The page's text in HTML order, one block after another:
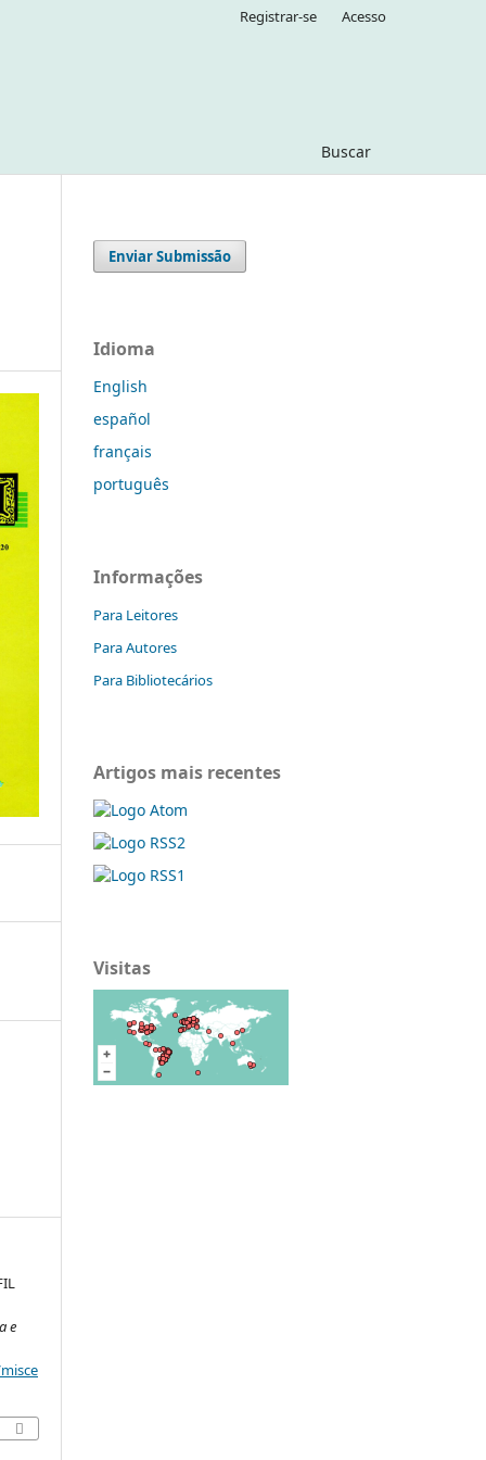
Buscar
Registrar-se Acesso
e
Enviar Submissão
Idioma
English
español
français
português
Informações
Para Leitores
Para Autores
Para Bibliotecários
Artigos mais recentes
Visitas